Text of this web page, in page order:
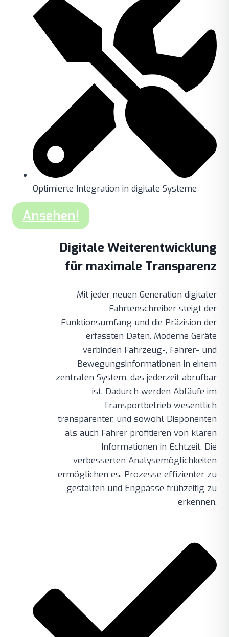
Optimierte Integration in digitale Systeme
Ansehen!
Digitale Weiterentwicklung
für maximale Transparenz
Mit jeder neuen Generation digitaler
Fahrtenschreiber steigt der
Funktionsumfang und die Präzision der
erfassten Daten. Moderne Geräte
verbinden Fahrzeug-, Fahrer- und
Bewegungsinformationen in einem
zentralen System, das jederzeit abrufbar
ist. Dadurch werden Abläufe im
Transportbetrieb wesentlich
transparenter, und sowohl Disponenten
als auch Fahrer profitieren von klaren
Informationen in Echtzeit. Die
verbesserten Analysemöglichkeiten
ermöglichen es, Prozesse effizienter zu
gestalten und Engpässe frühzeitig zu
erkennen.